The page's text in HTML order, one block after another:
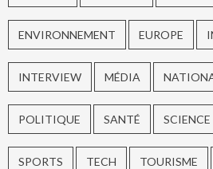
ENVIRONNEMENT EUROPE
INTERVIEW MÉDIA
POLITIQUE SANTÉ SCIENCE
SPORTS TECH TOURISME